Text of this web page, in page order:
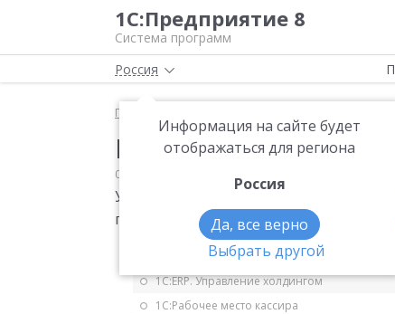
1С:Предприятие 8
Система программ
Россия
Информация на сайте будет
отображаться для региона
Россия
Да, все верно
Выбрать другой
Главная
Новая декларация
05.03.2006
Утверждена новая форма налоговой
порядок ее заполнения.Приказ
1С:ERP Управление предприятием 2.5
1С:ERP. Управление холдингом
1С:Рабочее место кассира